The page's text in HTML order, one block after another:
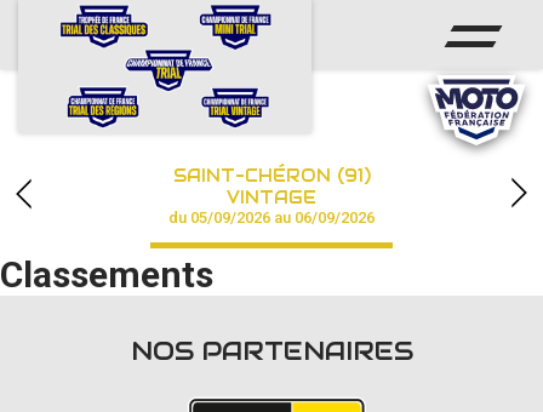
ACCUEIL
CALENDRIER
CHAMPIONNAT
RÉSULTATS
PHOTOS / VIDÉOS
PARTENAIRES
SAINT-CHÉRON (91)
VINTAGE
du 05/09/2026 au 06/09/2026
Classements
NOS PARTENAIRES